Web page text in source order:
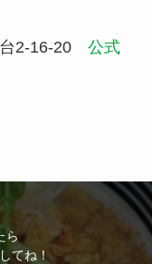
2-16-20 公式
ら
てね！